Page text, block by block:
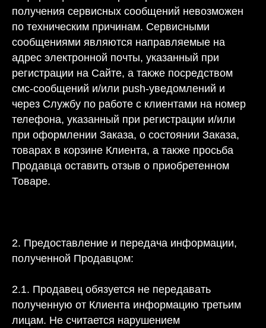
получения сервисных сообщений невозможен
по техническим причинам. Сервисными
сообщениями являются направляемые на
адрес электронной почты, указанный при
регистрации на Сайте, а также посредством
смс-сообщений и/или push-уведомлений и
через Службу по работе с клиентами на номер
телефона, указанный при регистрации и/или
при оформлении Заказа, о состоянии Заказа,
товарах в корзине Клиента, а также просьба
Продавца оставить отзыв о приобретенном
Товаре.
2. Предоставление и передача информации,
полученной Продавцом:
2.1. Продавец обязуется не передавать
полученную от Клиента информацию третьим
лицам. Не считается нарушением